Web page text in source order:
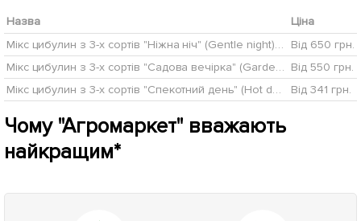
Назва
Ціна
Мікс цибулин з 3-х сортів "Ніжна ніч" (Gentle night) 5шт цибулин
Від 650 грн.
Мікс цибулин з 3-х сортів "Садова вечірка" (Garden party) 11шт цибулин Від 550 грн.
Мікс цибулин з 3-х сортів "Спекотний день" (Hot day) 11шт цибулин
Від 341 грн.
Чому "Агромаркет" вважають
найкращим*